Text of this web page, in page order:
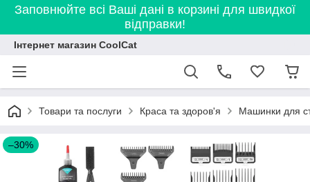
Заповнюйте всі Ваші дані в корзині для швидкої
відправки!
Інтернет магазин CoolCat
Товари та послуги Краса та здоров'я Машинки для
–30%